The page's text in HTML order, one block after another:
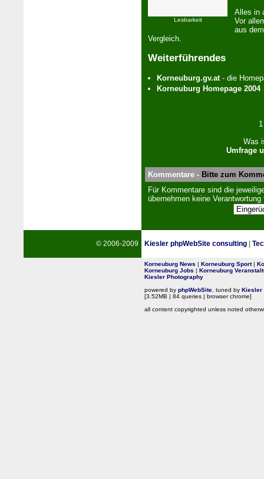
Lesbarkeit
Alles in
Vor
aus
Vergleich.
Weiterführendes
Kor­neu­burg.gv.at- die
Kor­neu­burg Home­page 2004
Was
Umfrage
Kommentare - Bitte zum
Für Kommentare sind die
übernehmen keine
© 2006-2009 Kiesler phpWebSite consulting
Korneuburg News | Korneuburg Sport|
Korneuburg Jobs | Korneuburg
Kiesler Photography
powered by phpWebSite , tuned by Kiesler
[3.52MB | 84 queries | browser chrome]
all content copyrighted unless noted